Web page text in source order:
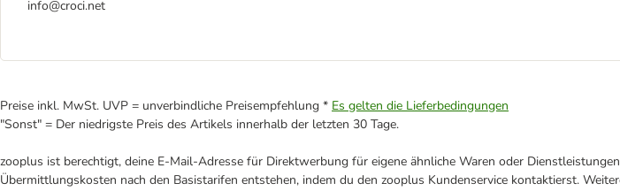
info@croci.net
Preise inkl. MwSt. UVP = unverbindliche Preisempfehlung * Es gelten die Lieferbedingungen
"Sonst" = Der niedrigste Preis des Artikels innerhalb der letzten 30 Tage.
zooplus ist berechtigt, deine E-Mail-Adresse für Direktwerbung für eigene ähnliche Waren oder
Übermittlungskosten nach den Basistarifen entstehen, indem du den zooplus Kundenservice kontaktierst.